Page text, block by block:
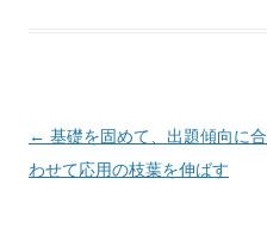
投
稿
← 基礎を固めて、出題傾向に合
わせて応用の枝葉を伸ばす